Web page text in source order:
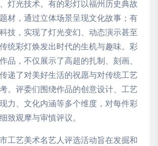
灯光技术。有的彩灯以福州历史典故
材，通过立体场景呈现文化故事；有
技，实现了灯光变幻、动态演示甚至
统彩灯焕发出时代的生机与趣味。彩
品，不仅展示了高超的扎制、刻画、
递了对美好生活的祝愿与对传统工艺
。评委们围绕作品的创意设计、工艺
力、文化内涵等多个维度，对每件彩
致观摩与审慎评议。
工艺美术名艺人评选活动旨在发掘和